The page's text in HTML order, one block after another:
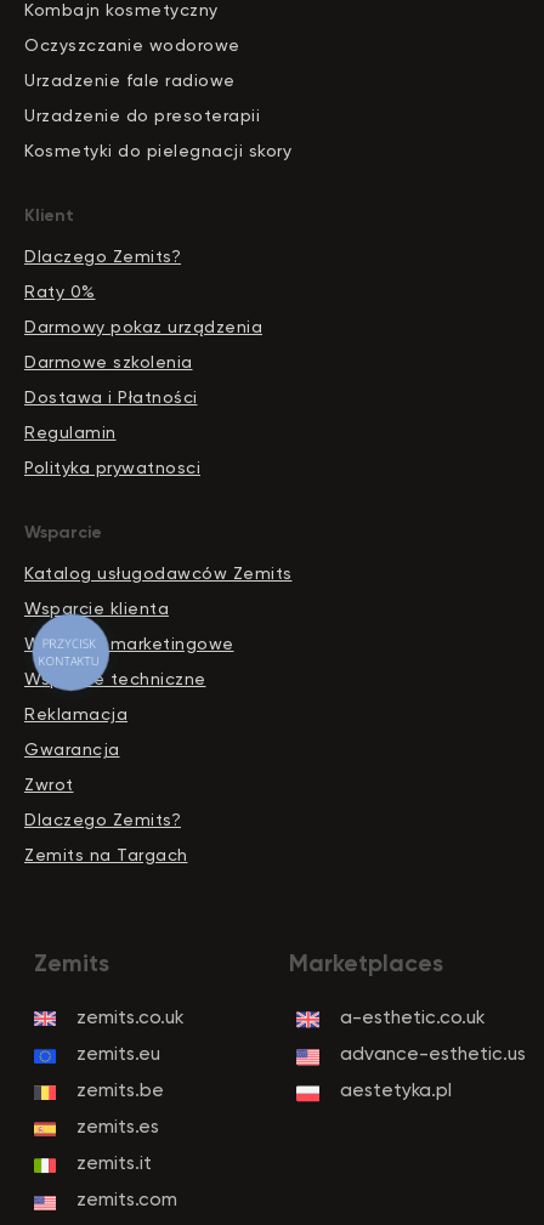
Kombajn kosmetyczny
Oczyszczanie wodorowe
Urzadzenie fale radiowe
Urzadzenie do presoterapii
Kosmetyki do pielegnacji skory
Klient
Dlaczego Zemits?
Raty 0%
Darmowy pokaz urządzenia
Darmowe szkolenia
Dostawa i Płatności
Regulamin
Polityka prywatnosci
Wsparcie
Katalog usługodawców Zemits
Wsparcie klienta
Wsparcie marketingowe
Wsparcie techniczne
Reklamacja
Gwarancja
Zwrot
Dlaczego Zemits?
Zemits na Targach
PRZYCISK
KONTAKTU